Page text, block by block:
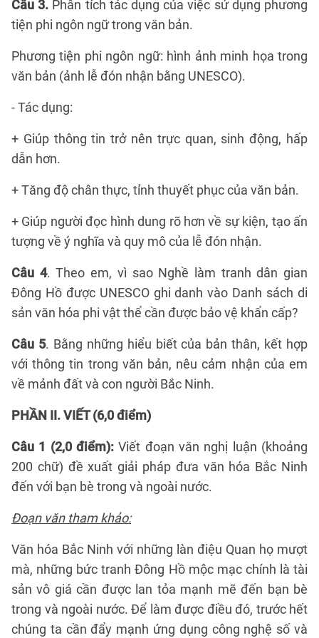
Câu 3. Phân tích tác dụng của việc sử dụng phương
tiện phi ngôn ngữ trong văn bản.
Phương tiện phi ngôn ngữ: hình ảnh minh họa trong
văn bản (ảnh lễ đón nhận bằng UNESCO).
- Tác dụng:
+ Giúp thông tin trở nên trực quan, sinh động, hấp
dẫn hơn.
+ Tăng độ chân thực, tỉnh thuyết phục của văn bản.
+ Giúp người đọc hình dung rõ hơn về sự kiện, tạo ấn
tượng về ý nghĩa và quy mô của lễ đón nhận.
Câu 4. Theo em, vì sao Nghề làm tranh dân gian
Đông Hồ được UNESCO ghi danh vào Danh sách di
sản văn hóa phi vật thể cần được bảo vệ khẩn cấp?
Câu 5. Bằng những hiểu biết của bản thân, kết hợp
với thông tin trong văn bản, nêu cảm nhận của em
về mảnh đất và con người Bắc Ninh.
PHẦN II. VIẾT (6,0 điểm)
Câu 1 (2,0 điểm): Viết đoạn văn nghị luận (khoảng
200 chữ) đề xuất giải pháp đưa văn hóa Bắc Ninh
đến với bạn bè trong và ngoài nước.
Đoạn văn tham khảo:
Văn hóa Bắc Ninh với những làn điệu Quan họ mượt
mà, những bức tranh Đông Hồ mộc mạc chính là tài
sản vô giá cần được lan tỏa mạnh mẽ đến bạn bè
trong và ngoài nước. Để làm được điều đó, trước hết
chúng ta cần đẩy mạnh ứng dụng công nghệ số và